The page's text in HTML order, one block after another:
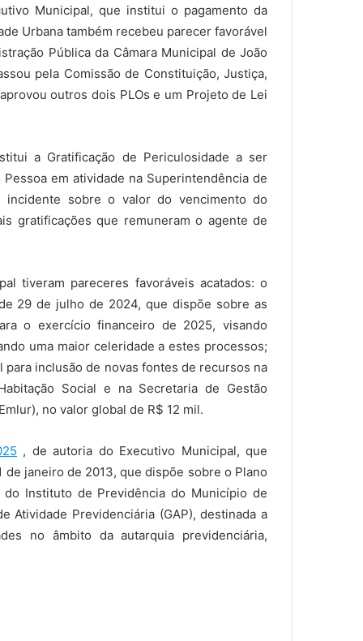
Municipal, que institui o pagamento da
Urbana também recebeu parecer favorável
Pública da Câmara Municipal de João
pela Comissão de Constituição, Justiça,
outros dois PLOs e um Projeto de Lei
a Gratificação de Periculosidade a ser
em atividade na Superintendência de
incidente sobre o valor do vencimento do
gratificações que remuneram o agente de
tiveram pareceres favoráveis acatados: o
29 de julho de 2024, que dispõe sobre as
o exercício financeiro de 2025, visando
uma maior celeridade a estes processos;
inclusão de novas fontes de recursos na
Social e na Secretaria de Gestão
no valor global de R$ 12 mil.
, de autoria do Executivo Municipal, que
janeiro de 2013, que dispõe sobre o Plano
Instituto de Previdência do Município de
Atividade Previdenciária (GAP), destinada a
no âmbito da autarquia previdenciária,